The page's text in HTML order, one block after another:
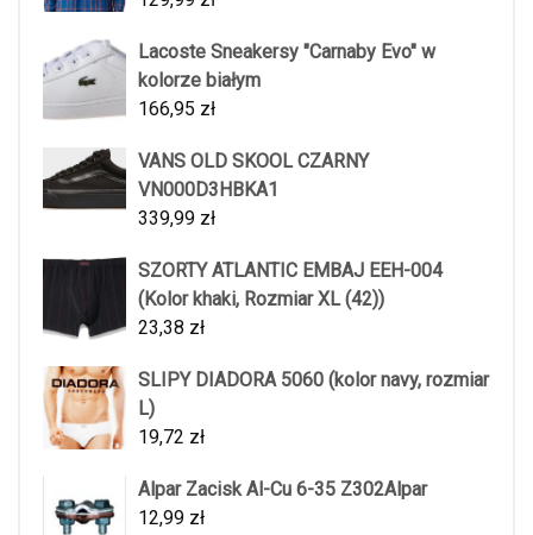
Lacoste Sneakersy "Carnaby Evo" w
kolorze białym
166,95 zł
VANS OLD SKOOL CZARNY
VN000D3HBKA1
339,99 zł
SZORTY ATLANTIC EMBAJ EEH-004
(Kolor khaki, Rozmiar XL (42))
23,38 zł
SLIPY DIADORA 5060 (kolor navy, rozmiar
L)
19,72 zł
Alpar Zacisk Al-Cu 6-35 Z302Alpar
12,99 zł